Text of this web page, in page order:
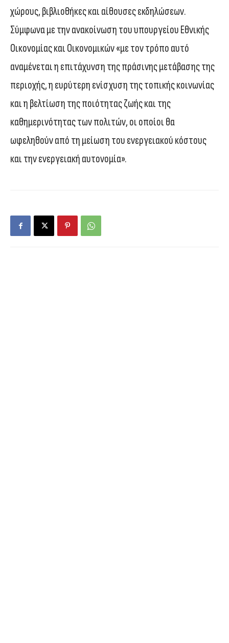
χώρους, βιβλιοθήκες και αίθουσες εκδηλώσεων.
Σύμφωνα με την ανακοίνωση του υπουργείου Εθνικής
Οικονομίας και Οικονομικών «με τον τρόπο αυτό
αναμένεται η επιτάχυνση της πράσινης μετάβασης της
περιοχής, η ευρύτερη ενίσχυση της τοπικής κοινωνίας
και η βελτίωση της ποιότητας ζωής και της
καθημερινότητας των πολιτών, οι οποίοι θα
ωφεληθούν από τη μείωση του ενεργειακού κόστους
και την ενεργειακή αυτονομία».